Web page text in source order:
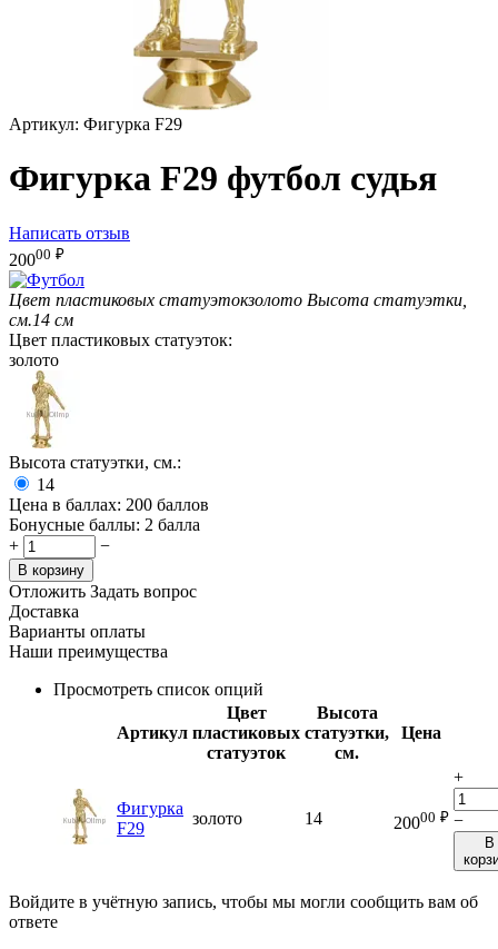
Артикул: Фигурка F29
Фигурка F29 футбол судья
Написать отзыв
20000 ₽
Цвет пластиковых статуэтокзолото Высота статуэтки,
см.14 см
Цвет пластиковых статуэток:
золото
Высота статуэтки, см.:
14
Цена в баллах: 200 баллов
Бонусные баллы: 2 балла
+
−
В корзину
Отложить Задать вопрос
Доставка
Варианты оплаты
Наши преимущества
Просмотреть список опций
Артикул
Цвет
пластиковых
статуэток
Высота
статуэтки,
см.
Цена
Фигурка
F29
золото 14 20000 ₽
+
−
В
Войдите в учётную запись, чтобы мы могли сообщить вам об
ответе